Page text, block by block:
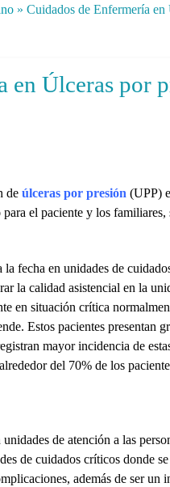
» Cuidados de Enfermería en
en Úlceras por
de úlceras por presión (UPP)
el paciente y los
fecha en unidades de
la calidad asistencial en la
en situación crítica
Estos pacientes presentan
mayor incidencia de
del 70% de los
de atención a las
de cuidados críticos donde
además de ser